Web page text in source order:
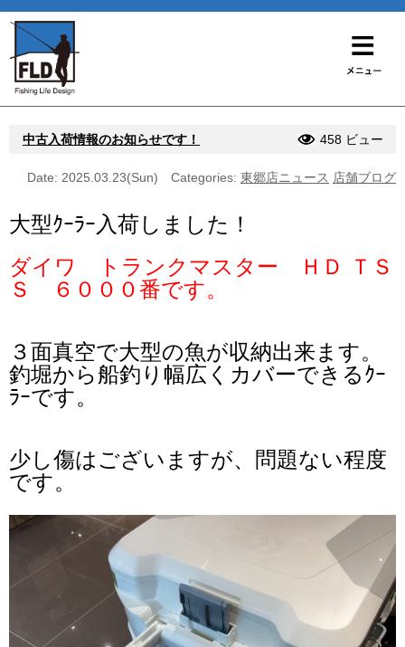
中古入荷情報のお知らせです！ 458 ビュー
Date: 2025.03.23(Sun) Categories: 東郷店ニュース 店舗ブログ
大型ｸｰﾗｰ入荷しました！
ダイワ トランクマスター ＨＤ ＴＳ
Ｓ ６０００番です。
３面真空で大型の魚が収納出来ます。
釣堀から船釣り幅広くカバーできるｸｰ
ﾗｰです。
少し傷はございますが、問題ない程度
です。